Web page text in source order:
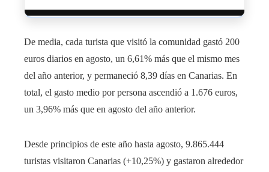
De media, cada turista que visitó la comunidad gastó 200
euros diarios en agosto, un 6,61% más que el mismo mes
del año anterior, y permaneció 8,39 días en Canarias. En
total, el gasto medio por persona ascendió a 1.676 euros,
un 3,96% más que en agosto del año anterior.
Desde principios de este año hasta agosto, 9.865.444
turistas visitaron Canarias (+10,25%) y gastaron alrededor